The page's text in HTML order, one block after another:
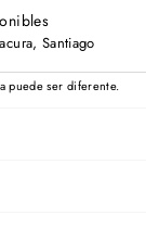
Santiago
puede ser diferente.